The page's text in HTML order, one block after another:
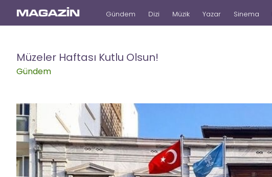
Gündem Dizi Müzik Yazar Sinema
Müzeler Haftası Kutlu Olsun!
Gündem